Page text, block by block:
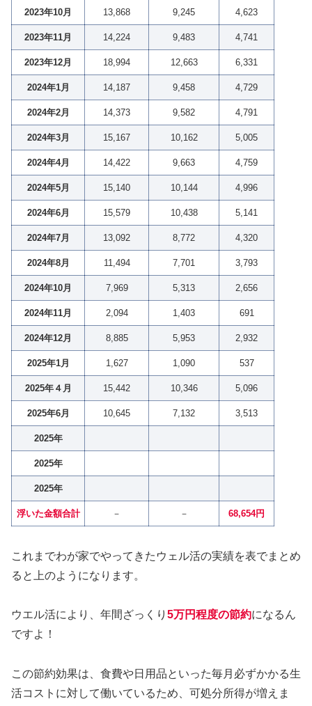
2023年10月 13,868 9,245 4,623
2023年11月 14,224 9,483 4,741
2023年12月 18,994 12,663 6,331
2024年1月 14,187 9,458 4,729
2024年2月 14,373 9,582 4,791
2024年3月 15,167 10,162 5,005
2024年4月 14,422 9,663 4,759
2024年5月 15,140 10,144 4,996
2024年6月 15,579 10,438 5,141
2024年7月 13,092 8,772 4,320
2024年8月 11,494 7,701 3,793
2024年10月 7,969 5,313 2,656
2024年11月 2,094 1,403 691
2024年12月 8,885 5,953 2,932
2025年1月 1,627 1,090 537
2025年４月 15,442 10,346 5,096
2025年6月 10,645 7,132 3,513
2025年
2025年
2025年
浮いた金額合計 － － 68,654円
これまでわが家でやってきたウェル活の実績を表でまとめ
ると上のようになります。
ウエル活により、年間ざっくり 5万円程度の節約になるん
ですよ！
この節約効果は、食費や日用品といった毎月必ずかかる生
活コストに対して働いているため、可処分所得が増えま